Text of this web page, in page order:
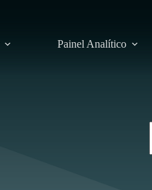
Painel Analítico